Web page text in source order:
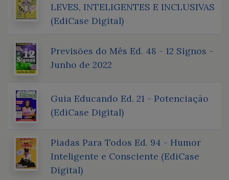
LEVES, INTELIGENTES E INCLUSIVAS
(EdiCase Digital)
Previsões do Mês Ed. 48 - 12 Signos -
Junho de 2022
Guia Educando Ed. 21 - Potenciação
(EdiCase Digital)
Piadas Para Todos Ed. 94 - Humor
Inteligente e Consciente (EdiCase
Digital)